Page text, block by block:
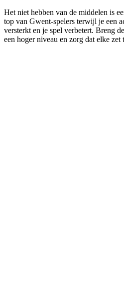
Het niet hebben van de middelen is
top van Gwent-spelers terwijl je een
versterkt en je spel verbetert. Breng
een hoger niveau en zorg dat elke zet